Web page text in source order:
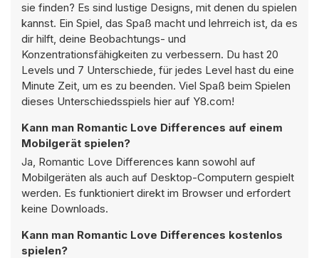
sie finden? Es sind lustige Designs, mit denen du spielen
kannst. Ein Spiel, das Spaß macht und lehrreich ist, da es
dir hilft, deine Beobachtungs- und
Konzentrationsfähigkeiten zu verbessern. Du hast 20
Levels und 7 Unterschiede, für jedes Level hast du eine
Minute Zeit, um es zu beenden. Viel Spaß beim Spielen
dieses Unterschiedsspiels hier auf Y8.com!
Kann man Romantic Love Differences auf einem
Mobilgerät spielen?
Ja, Romantic Love Differences kann sowohl auf
Mobilgeräten als auch auf Desktop-Computern gespielt
werden. Es funktioniert direkt im Browser und erfordert
keine Downloads.
Kann man Romantic Love Differences kostenlos
spielen?